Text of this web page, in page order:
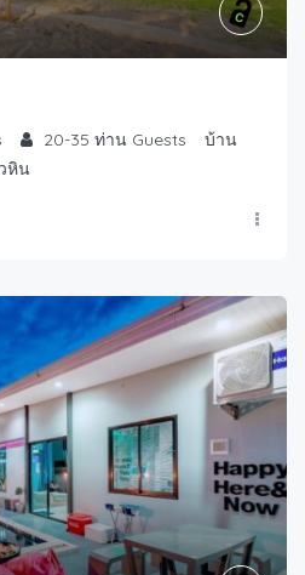
20-35 ท่าน Guests
บ้าน
หิน